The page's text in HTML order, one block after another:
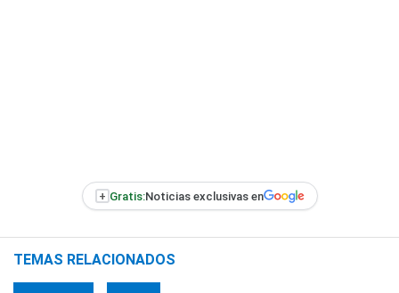
+ Gratis:Noticias exclusivas en
TEMAS RELACIONADOS